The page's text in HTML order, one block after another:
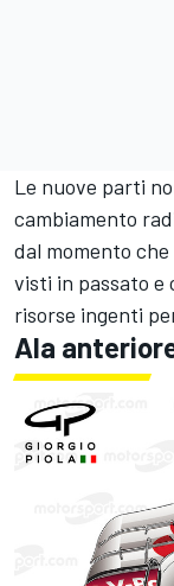
Le nuove parti
cambiamento
dal momento
visti in passato e
risorse ingenti
Ala